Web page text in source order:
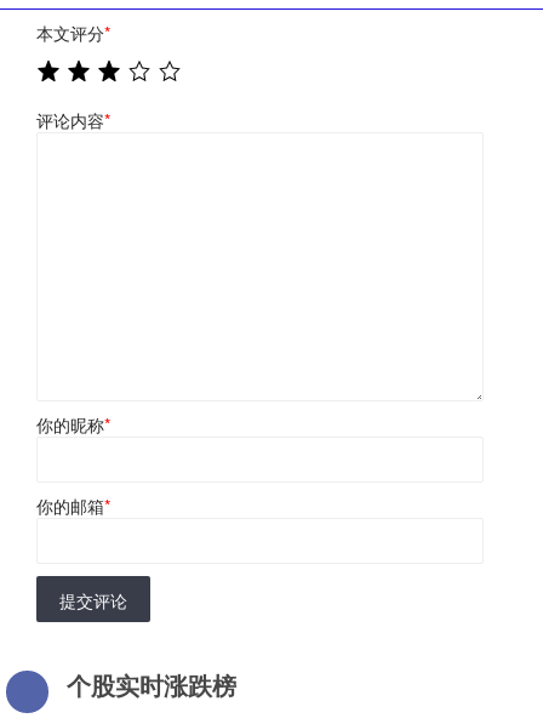
本文评分*
评论内容*
你的昵称*
你的邮箱*
提交评论
个股实时涨跌榜